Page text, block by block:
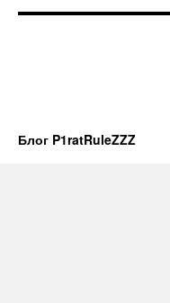
Блог P1ratRuleZZZ